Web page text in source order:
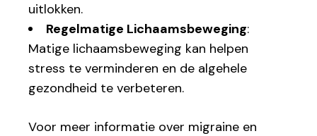
uitlokken.
Regelmatige Lichaamsbeweging:
Matige lichaamsbeweging kan helpen
stress te verminderen en de algehele
gezondheid te verbeteren.
Voor meer informatie over migraine en